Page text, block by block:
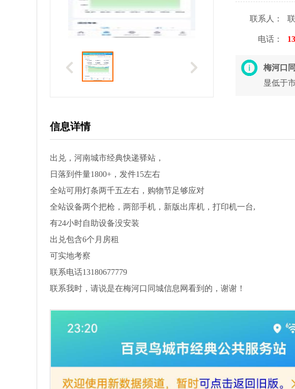
联系人：
电话：
梅河口
显低于
信息详情
出兑，河南城市经典快递驿站，
日落到件量1800+，发件15左右
全站可用灯条两千五左右，购物节足够应对
全站设备两个把枪，两部手机，新版出库机，打印机一台,
有24小时自助设备没安装
出兑包含6个月房租
可实地考察
联系电话13180677779
联系我时，请说是在梅河口同城信息网看到的，谢谢！